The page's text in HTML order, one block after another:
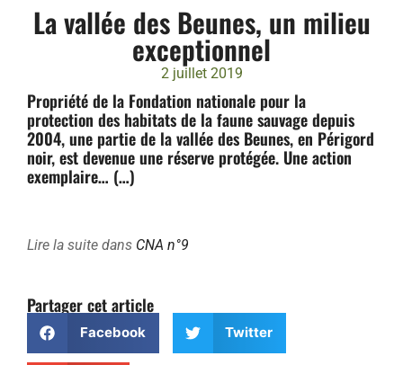
La vallée des Beunes, un milieu
exceptionnel
2 juillet 2019
Propriété de la Fondation nationale pour la
protection des habitats de la faune sauvage depuis
2004, une partie de la vallée des Beunes, en Périgord
noir, est devenue une réserve protégée. Une action
exemplaire… (…)
Lire la suite dans CNA n°9
Partager cet article
Facebook Twitter